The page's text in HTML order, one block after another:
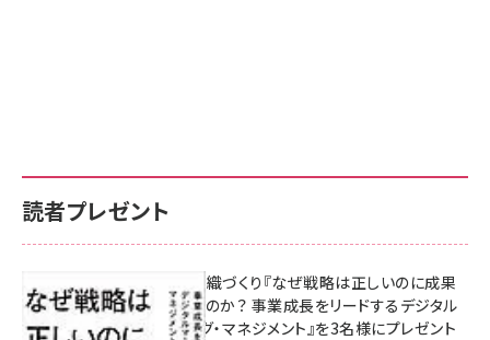
読者プレゼント
成果を生む組織づくり『なぜ戦略は正しいのに成果
があがらないのか？ 事業成長をリードするデジタル
マーケティング・マネジメント』を3名様にプレゼント